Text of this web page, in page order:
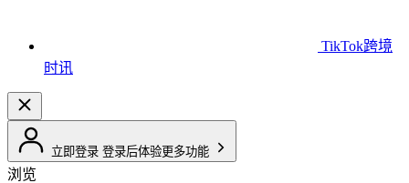
TikTok跨境
时讯
立即登录 登录后体验更多功能
浏览